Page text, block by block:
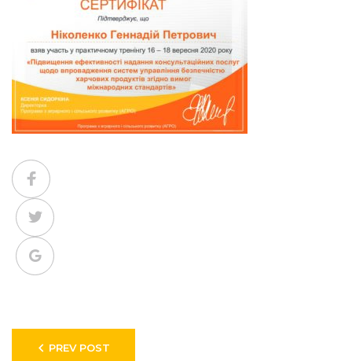
Facebook
Twitter
Google+
PREV POST